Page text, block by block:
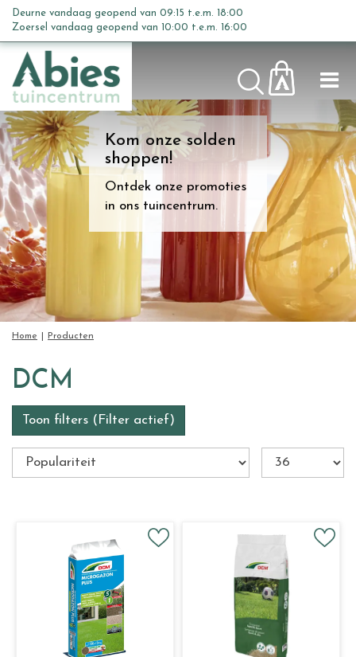
n
c
o
n
t
e
n
t
Kom onze solden
shoppen!
Ontdek onze promoties
in ons tuincentrum.
Home Producten
Deurne vandaag geopend van 09:15 t.e.m. 18:00
Zoersel vandaag geopend van 10:00 t.e.m. 16:00
DCM
Toon filters (Filter actief)